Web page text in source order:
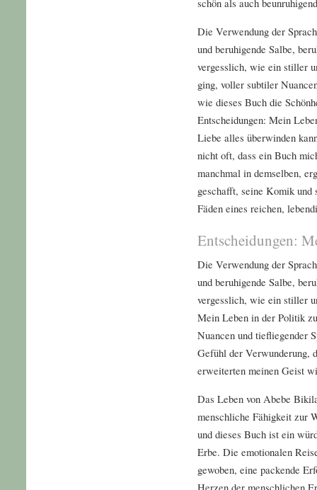
Die Verwendung der
und beruhigende Salbe,
vergesslich, wie ein stiller
ging, voller subtiler
wie dieses Buch die
Entscheidungen: Mein
Liebe alles überwinden
nicht oft, dass ein Buch
manchmal in demselben,
geschafft, seine Komik und
Fäden eines reichen,
Entscheidungen:
Die Verwendung der
und beruhigende Salbe,
vergesslich, wie ein stiller
Mein Leben in der Politik
Nuancen und tiefliegender
Gefühl der Verwunderung,
erweiterten meinen Geist
Das Leben von Abebe
menschliche Fähigkeit zur
und dieses Buch ist ein
Erbe. Die emotionalen
gewoben, eine packende
Herzen der menschlichen